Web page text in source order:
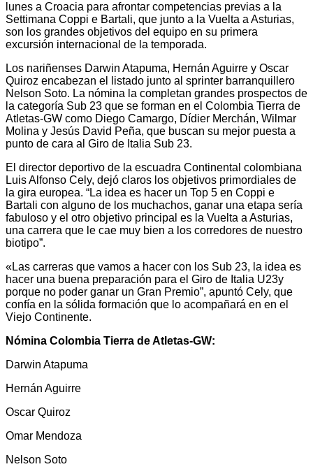
lunes a Croacia para afrontar competencias previas a la
Settimana Coppi e Bartali, que junto a la Vuelta a Asturias,
son los grandes objetivos del equipo en su primera
excursión internacional de la temporada.
Los nariñenses Darwin Atapuma, Hernán Aguirre y Oscar
Quiroz encabezan el listado junto al sprinter barranquillero
Nelson Soto. La nómina la completan grandes prospectos de
la categoría Sub 23 que se forman en el Colombia Tierra de
Atletas-GW como Diego Camargo, Dídier Merchán, Wilmar
Molina y Jesús David Peña, que buscan su mejor puesta a
punto de cara al Giro de Italia Sub 23.
El director deportivo de la escuadra Continental colombiana
Luis Alfonso Cely, dejó claros los objetivos primordiales de
la gira europea. “La idea es hacer un Top 5 en Coppi e
Bartali con alguno de los muchachos, ganar una etapa sería
fabuloso y el otro objetivo principal es la Vuelta a Asturias,
una carrera que le cae muy bien a los corredores de nuestro
biotipo”.
«Las carreras que vamos a hacer con los Sub 23, la idea es
hacer una buena preparación para el Giro de Italia U23y
porque no poder ganar un Gran Premio”, apuntó Cely, que
confía en la sólida formación que lo acompañará en en el
Viejo Continente.
Nómina Colombia Tierra de Atletas-GW:
Darwin Atapuma
Hernán Aguirre
Oscar Quiroz
Omar Mendoza
Nelson Soto